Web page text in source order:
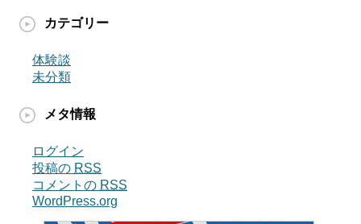
カテゴリー
体験談
未分類
メタ情報
ログイン
投稿の RSS
コメントの RSS
WordPress.org